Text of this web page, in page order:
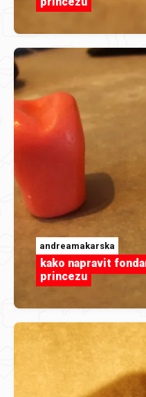
andreamakarska
kako napravit
princezu